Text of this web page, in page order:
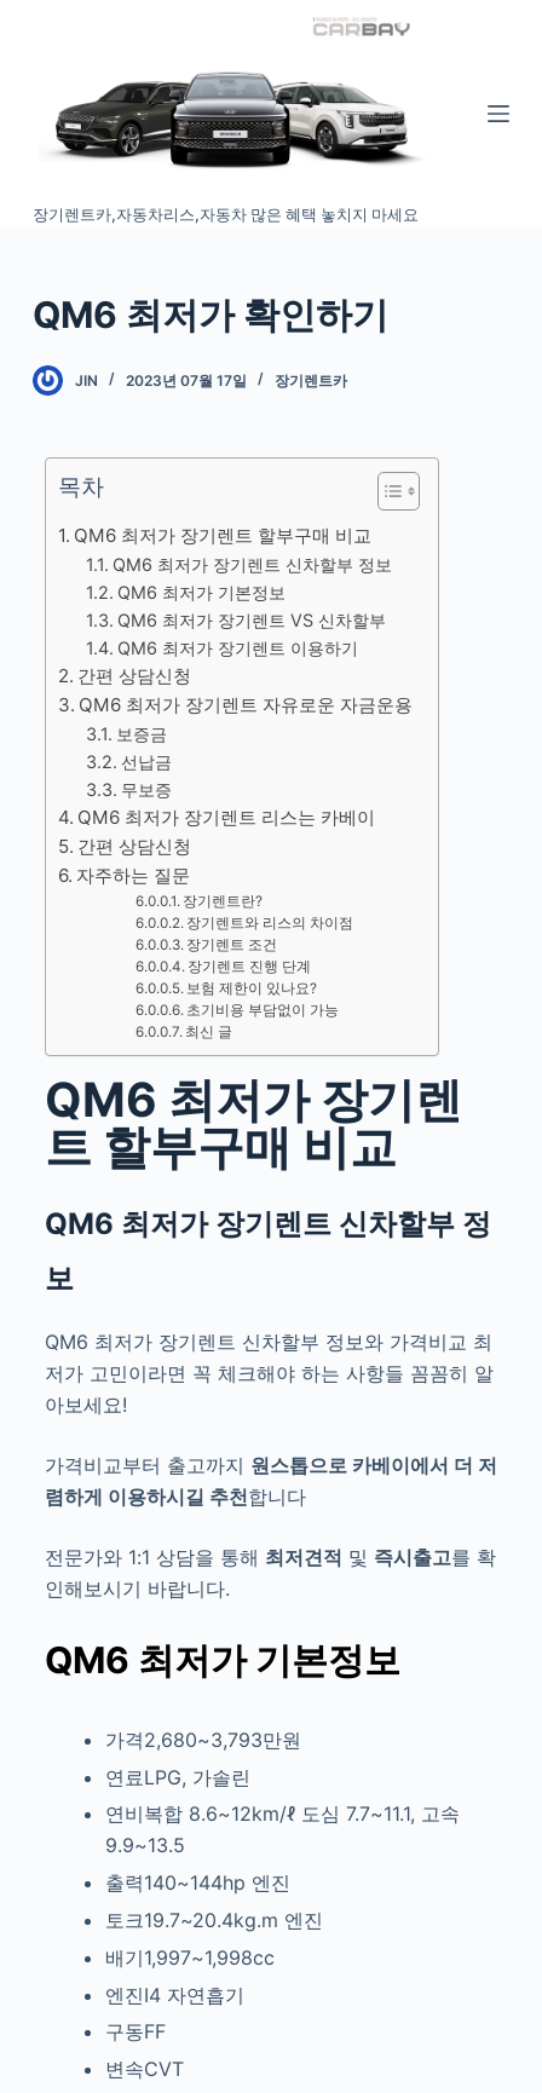
c
n
장기렌트카,자동차리스,자동차 많은 혜택 놓치지 마세요
QM6 최저가 확인하기
JIN 2023년 07월 17일 장기렌트카
목차
QM6 최저가 장기렌트 할부구매 비교
QM6 최저가 장기렌트 신차할부 정보
QM6 최저가 기본정보
QM6 최저가 장기렌트 VS 신차할부
QM6 최저가 장기렌트 이용하기
간편 상담신청
QM6 최저가 장기렌트 자유로운 자금운용
보증금
선납금
무보증
QM6 최저가 장기렌트 리스는 카베이
간편 상담신청
자주하는 질문
장기렌트란?
장기렌트와 리스의 차이점
장기렌트 조건
장기렌트 진행 단계
보험 제한이 있나요?
초기비용 부담없이 가능
최신 글
QM6 최저가 장기렌
트 할부구매 비교
QM6 최저가장기렌트 신차할부 정
보
QM6 최저가 장기렌트 신차할부 정보와 가격비교 최
저가 고민이라면 꼭 체크해야 하는 사항들 꼼꼼히 알
아보세요!
가격비교부터 출고까지 원스톱으로 카베이에서 더 저
렴하게 이용하시길 추천합니다
전문가와 1:1 상담을 통해 최저견적 및 즉시출고를 확
인해보시기 바랍니다.
QM6 최저가기본정보
가격2,680~3,793만원
연료LPG, 가솔린
연비복합 8.6~12km/ℓ 도심 7.7~11.1, 고속
9.9~13.5
출력140~144hp 엔진
토크19.7~20.4kg.m 엔진
배기1,997~1,998cc
엔진I4 자연흡기
구동FF
변속CVT